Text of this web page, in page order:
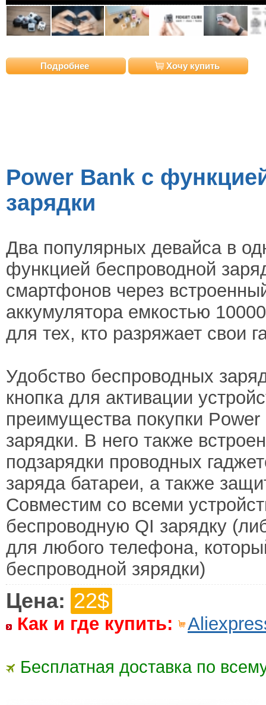
Подробнее Хочу купить
Power Bank с
зарядки
Два популярных девайса в
функцией беспроводной
смартфонов через
аккумулятора емкостью
для тех, кто разряжает свои
Удобство беспроводных
кнопка для активации
преимущества покупки
зарядки. В него также
подзарядки проводных
заряда батареи, а также
Совместим со всеми
беспроводную QI зарядку
для любого телефона,
беспроводной зярядки)
Цена: 22$
Как и где купить:
Бесплатная доставка по